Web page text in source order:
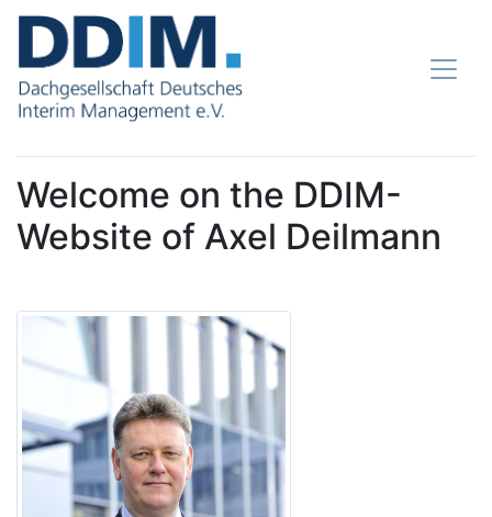
Welcome on the DDIM-
Website of Axel Deilmann